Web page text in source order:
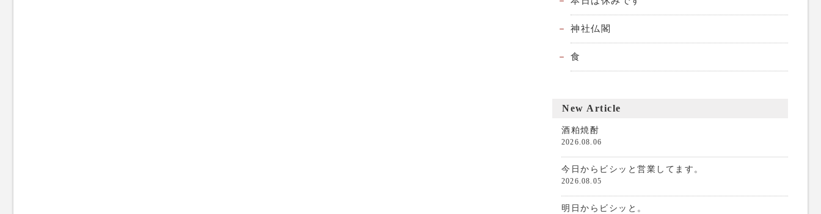
神社仏閣
食
New Article
酒粕焼酎
2026.08.06
今日からビシッと営業してます。
2026.08.05
明日からビシッと。